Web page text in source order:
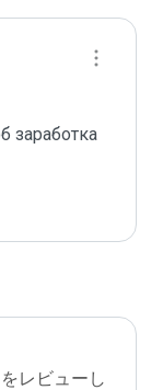
заработка
レビューし